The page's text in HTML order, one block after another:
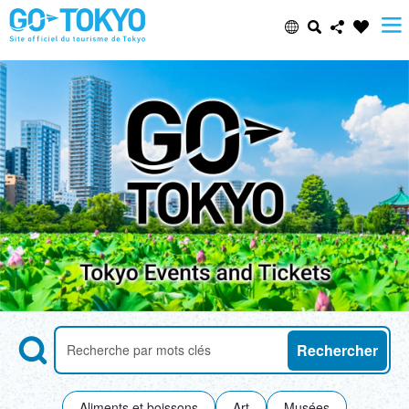
Select Language
日本語
ENGLISH
中文(简体)
中文(繁體/正體)
한글
ภาษาไทย
Share this page
Facebook
X (Twitter)
Email
Copy URL
Search
Recherche des attractions par mots-clés
Rechercher